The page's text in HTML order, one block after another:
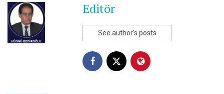
Editör
See author's posts